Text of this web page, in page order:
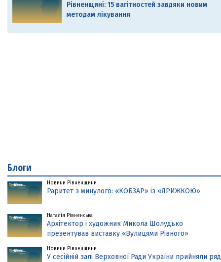
Рівненщині: 15 вагітностей завдяки новим
методам лікування
Блоги
Новини Рівненщини
Раритет з минулого: «КОБЗАР» із «ЯРИЖКОЮ»
Наталія Рівненська
Архітектор і художник Микола Шолудько
презентував виставку «Вулицями Рівного»
Новини Рівненщини
У сесійній залі Верховної Ради України прийняли ряд